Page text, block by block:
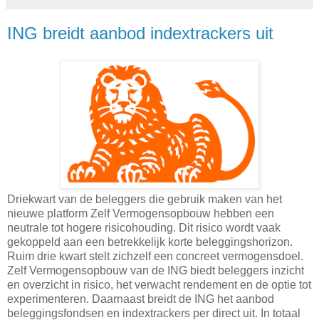
ING breidt aanbod indextrackers uit
Driekwart van de beleggers die gebruik maken van het
nieuwe platform Zelf Vermogensopbouw hebben een
neutrale tot hogere risicohouding. Dit risico wordt vaak
gekoppeld aan een betrekkelijk korte beleggingshorizon.
Ruim drie kwart stelt zichzelf een concreet vermogensdoel.
Zelf Vermogensopbouw van de ING biedt beleggers inzicht
en overzicht in risico, het verwacht rendement en de optie tot
experimenteren. Daarnaast breidt de ING het aanbod
beleggingsfondsen en indextrackers per direct uit. In totaal